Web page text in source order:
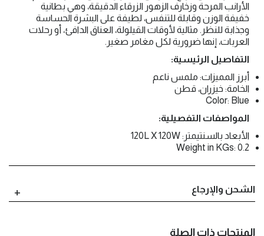
الأرانب المرحة وزخارف الزهور الزرقاء الدقيقة، وهي بطانية
خفيفة الوزن وقابلة للتنفس، لطيفة على البشرة الحساسة
وجذابة للنظر. مثالية لأوقات القيلولة، العناق الدافئ، أو رحلات
العربات، إنها ضرورية لكل مغامر صغير.
التفاصيل الرئيسية:
أبرز المميزات: ملمس ناعم
الخامة: خيزران، قطن
Color: Blue
المواصفات التفصيلية:
الأبعاد بالسنتيمتر: 120L X 120W
Weight in KGs: 0.2
الشحن والإرجاع
المنتجات ذات الصلة